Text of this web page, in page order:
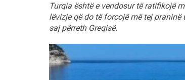
Turqia është e vendosur të ratifikojë
lëvizje që do të forcojë më tej
saj përreth Greqisë.